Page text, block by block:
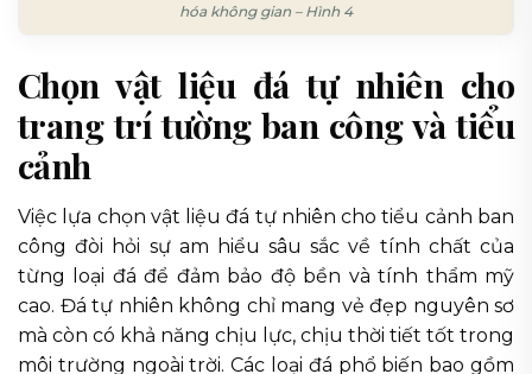
hóa không gian – Hình 4
Chọn vật liệu đá tự nhiên cho
trang trí tường ban công và tiểu
cảnh
Việc lựa chọn vật liệu đá tự nhiên cho tiểu cảnh ban
công đòi hỏi sự am hiểu sâu sắc về tính chất của
từng loại đá để đảm bảo độ bền và tính thẩm mỹ
cao. Đá tự nhiên không chỉ mang vẻ đẹp nguyên sơ
mà còn có khả năng chịu lực, chịu thời tiết tốt trong
môi trường ngoài trời. Các loại đá phổ biến bao gồm